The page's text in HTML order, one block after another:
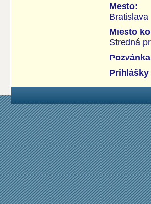
Mesto:
Bratislava
Miesto
Stredná
Prihlášky